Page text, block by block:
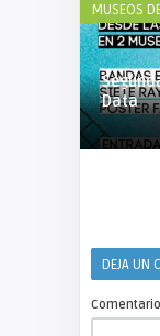
MUSEOS
Data
DEJA UN
Comentario